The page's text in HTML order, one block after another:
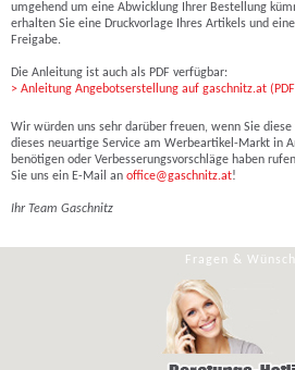
umgehend um eine Abwicklung Ihrer Bestellung
erhalten Sie eine Druckvorlage Ihres Artikels und
Freigabe.
Die Anleitung ist auch als PDF verfügbar:
> Anleitung Angebotserstellung auf gaschnitz.at
Wir würden uns sehr darüber freuen, wenn Sie
dieses neuartige Service am Werbeartikel-Markt in
benötigen oder Verbesserungsvorschläge haben
Sie uns ein E-Mail an office@gaschnitz.at!
Ihr Team Gaschnitz
Fragen &